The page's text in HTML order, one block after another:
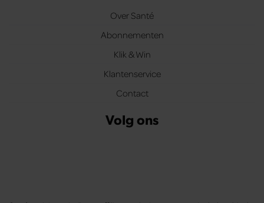
Over Santé
Abonnementen
Klik & Win
Klantenservice
Contact
Volg ons